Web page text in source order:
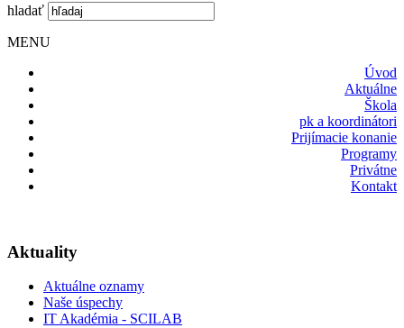
hladať
MENU
Úvod
Aktuálne
Škola
pk a koordinátori
Prijímacie konanie
Programy
Privátne
Kontakt
Aktuality
Aktuálne oznamy
Naše úspechy
IT Akadémia - SCILAB